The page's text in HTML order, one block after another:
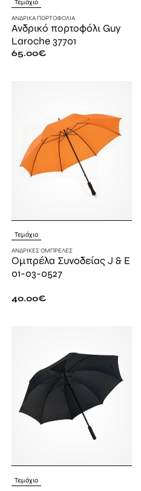
Τεμάχιο
ΑΝΔΡΙΚΆ ΠΟΡΤΟΦΌΛΙΑ
Ανδρικό πορτοφόλι Guy
Laroche 37701
65.00€
Τεμάχιο
ΑΝΔΡΙΚΈΣ ΟΜΠΡΈΛΕΣ
Ομπρέλα Συνοδείας J & E
01-03-0527
40.00€
Τεμάχιο